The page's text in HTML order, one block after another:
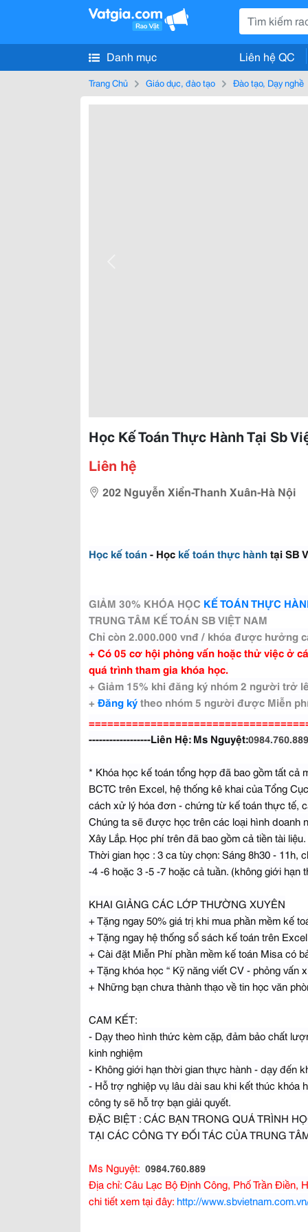
Danh mục Liên hệ QC
Trang Chủ Giáo dục, đào tạo Đào tạo, Dạy nghề
Học Kế Toán Thực Hành Tại Sb
Liên hệ
202 Nguyễn Xiển-Thanh Xuân-Hà Nội
Học kế toán- Học kế toán thực hànhtại SB
GIẢM 30% KHÓA HỌC KẾ TOÁN THỰC
TRUNG TÂM KẾ TOÁN SB VIỆT NAM
Chỉ còn 2.000.000 vnđ / khóa được hưởng
+ Có 05 cơ hội phỏng vấn hoặc thử việc ở
quá trình tham gia khóa học.
+ Giảm 15% khi đăng ký nhóm 2 người trở
+ Đăng kýtheo nhóm 5 người được Miễn
------------------Liên Hệ: Ms Nguyệt:0984.760.889
* Khóa học kế toán tổng hợp đã bao gồm tất cả
BCTC trên Excel, hệ thống kê khai của Tổng
cách xử lý hóa đơn - chứng từ kế toán thực tế,
Chúng ta sẽ được học trên các loại hình doanh
Xây Lắp. Học phí trên đã bao gồm cả tiền tài liệu.
Thời gian học : 3 ca tùy chọn: Sáng 8h30 - 11h,
-4 -6 hoặc 3 -5 -7 hoặc cả tuần. (không giới
KHAI GIẢNG CÁC LỚP THƯỜNG XUYÊN
+ Tặng ngay 50% giá trị khi mua phần mềm kế
+ Tặng ngay hệ thống sổ sách kế toán trên
+ Cài đặt Miễn Phí phần mềm kế toán Misa có
+ Tặng khóa học “ Kỹ năng viết CV - phỏng vấn
+ Những bạn chưa thành thạo về tin học văn
CAM KẾT:
- Dạy theo hình thức kèm cặp, đảm bảo chất
kinh nghiệm
- Không giới hạn thời gian thực hành - dạy đến
- Hỗ trợ nghiệp vụ lâu dài sau khi kết thúc khóa
công ty sẽ hỗ trợ bạn giải quyết.
ĐẶC BIỆT : CÁC BẠN TRONG QUÁ TRÌNH
TẠI CÁC CÔNG TY ĐỐI TÁC CỦA TRUNG
Ms Nguyệt: 0984.760.889
Địa chỉ: Câu Lạc Bộ Định Công, Phố Trần Điền,
chi tiết xem tại đây: http://